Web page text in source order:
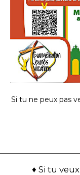
Si tu ne peux pas
♦ Si tu